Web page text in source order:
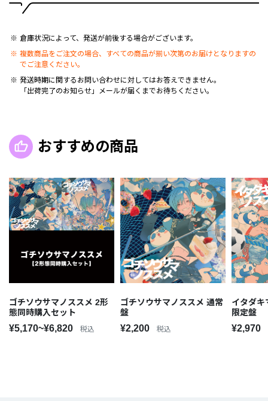
倉庫状況によって、発送が前後する場合がございます。
複数商品をご注文の場合、すべての商品が揃い次第のお届けとなりますの
でご注意ください。
発送時期に関するお問い合わせに対してはお答えできません。
「出荷完了のお知らせ」メールが届くまでお待ちください。
おすすめの商品
ゴチソウサマノススメ 2形
態同時購入セット
¥5,170~¥6,820 税込
ゴチソウサマノススメ 通常
盤
¥2,200 税込
イタダキ
限定盤
¥2,970